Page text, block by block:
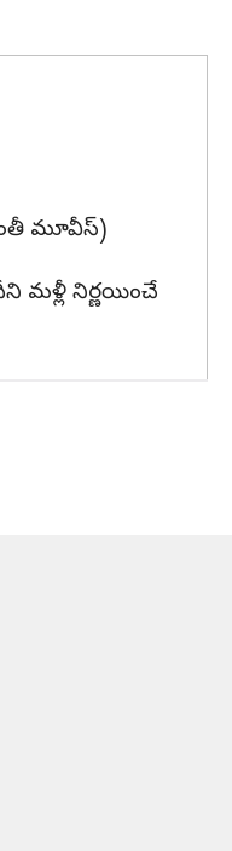
మూవీస్)
మళ్లీ నిర్ణయించే